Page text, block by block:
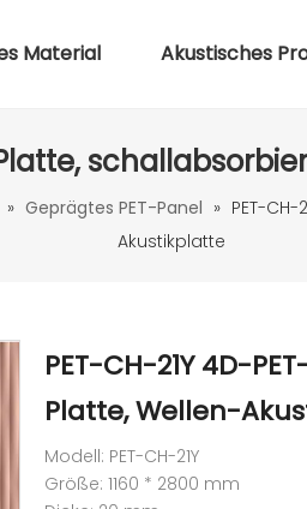
Material Akustisches
» Geprägtes PET-Panel » PET-
Akustikplatte
PET-CH-21Y 4D-
Platte, Wellen-
Modell: PET-CH-21Y
Größe: 1160 * 2800 mm